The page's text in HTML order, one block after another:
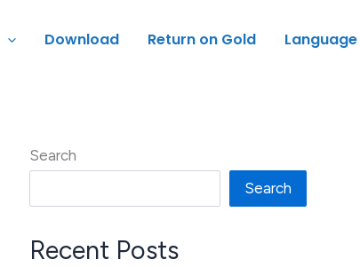
Download Return on Gold Language
Search
Search
Recent Posts